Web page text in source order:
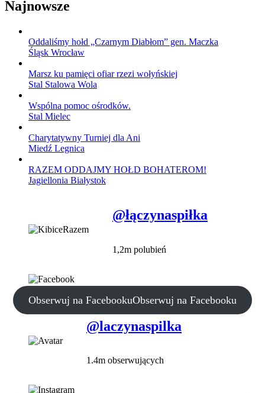
Najnowsze
Oddaliśmy hołd „Czarnym Diabłom” gen. Maczka
Śląsk Wrocław
Marsz ku pamięci ofiar rzezi wołyńskiej
Stal Stalowa Wola
Wspólna pomoc ośrodków.
Stal Mielec
Charytatywny Turniej dla Ani
Miedź Legnica
RAZEM ODDAJMY HOŁD BOHATEROM!
Jagiellonia Białystok
@łączynaspiłka
1,2m polubień
Obserwuj na FacebookuObserwuj na Facebooku
@laczynaspilka
1.4m obserwujących